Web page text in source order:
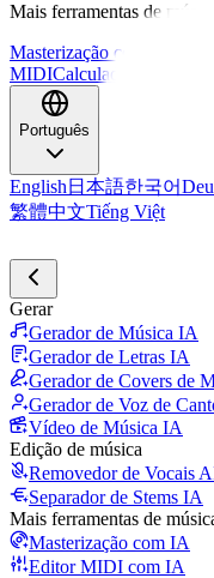
Mais ferramentas de música
Masterização com IA
MIDICalculadora de BPM
Português
English 日本語한국어
繁體中文Tiếng Việt
Gerar
Gerador de Música IA
Gerador de Letras IA
Gerador de Covers de
Gerador de Voz de
Vídeo de Música IA
Edição de música
Removedor de Vocais
Separador de Stems IA
Mais ferramentas de
Masterização com IA
Editor MIDI com IA